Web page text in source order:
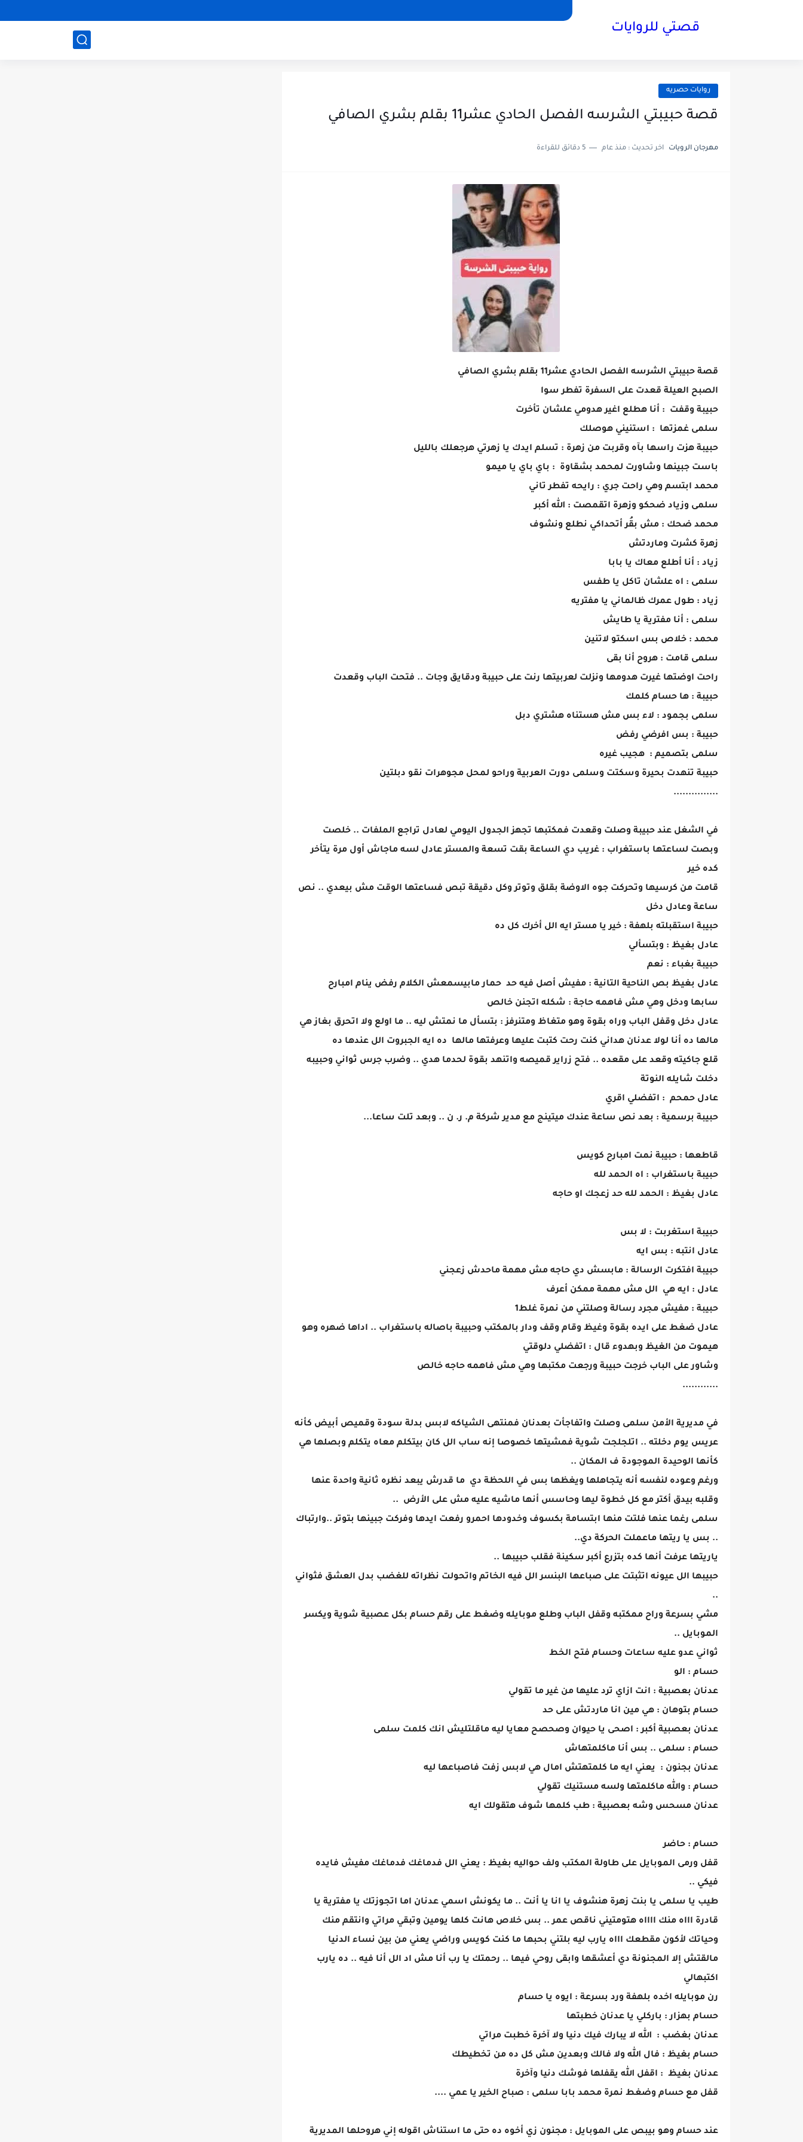
قصتي للروايات
روايات حصريه
قصة حبيبتي الشرسه الفصل الحادي عشر11 بقلم بشري الصافي
مهرجان الرويات اخر تحديث : منذ عام 5 دقائق للقراءة
قصة حبيبتي الشرسه الفصل الحادي عشر11 بقلم بشري الصافي
الصبح العيلة قعدت على السفرة تفطر سوا
حبيبة وقفت : أنا هطلع اغير هدومي علشان تأخرت
سلمى غمزتها : استنيني هوصلك
حبيبة هزت راسها بآه وقربت من زهرة : تسلم ايدك يا زهرتي هرجعلك بالليل
باست جبينها وشاورت لمحمد بشقاوة : باي باي يا ميمو
محمد ابتسم وهي راحت جري : رايحه تفطر تاني
سلمى وزياد ضحكو وزهرة اتقمصت : الله أكبر
محمد ضحك : مش بقُر أتحداكي نطلع ونشوف
زهرة كشرت وماردتش
زياد : أنا أطلع معاك يا بابا
سلمى : اه علشان تاكل يا طفس
زياد : طول عمرك ظالماني يا مفتريه
سلمى : أنا مفترية يا طايش
محمد : خلاص بس اسكتو لاتنين
سلمى قامت : هروح أنا بقى
راحت اوضتها غيرت هدومها ونزلت لعربيتها رنت على حبيبة ودقايق وجات .. فتحت الباب وقعدت
حبيبة : ها حسام كلمك
سلمى بجمود : لاء بس مش هستناه هشتري دبل
حبيبة : بس افرضي رفض
سلمى بتصميم : هجيب غيره
حبيبة تنهدت بحيرة وسكتت وسلمى دورت العربية وراحو لمحل مجوهرات نقو دبلتين
...............
في الشغل عند حبيبة وصلت وقعدت فمكتبها تجهز الجدول اليومي لعادل تراجع الملفات .. خلصت
وبصت لساعتها باستغراب : غريب دي الساعة بقت تسعة والمستر عادل لسه ماجاش أول مرة يتأخر
كده خير
قامت من كرسيها وتحركت جوه الاوضة بقلق وتوتر وكل دقيقة تبص فساعتها الوقت مش بيعدي .. نص
ساعة وعادل دخل
حبيبة استقبلته بلهفة : خير يا مستر ايه الل أخرك كل ده
عادل بغيظ : وبتسألي
حبيبة بغباء : نعم
عادل بغيظ بص الناحية التانية : مفيش أصل فيه حد حمار مابيسمعش الكلام رفض ينام امبارح
سابها ودخل وهي مش فاهمه حاجة : شكله اتجنن خالص
عادل دخل وقفل الباب وراه بقوة وهو متغاظ ومتنرفز : بتسأل ما نمتش ليه .. ما اولع ولا اتحرق بغاز هي
مالها ده أنا لولا عدنان هداني كنت رحت كتبت عليها وعرفتها مالها ده ايه الجبروت الل عندها ده
قلع جاكيته وقعد على مقعده .. فتح زراير قميصه واتنهد بقوة لحدما هدي .. وضرب جرس ثواني وحبيبه
دخلت شايله النوتة
عادل حمحم : اتفضلي اقري
حبيبة برسمية : بعد نص ساعة عندك ميتينج مع مدير شركة م. ر. ن .. وبعد تلت ساعا...
قاطعها : حبيبة نمت امبارح كويس
حبيبة باستغراب : اه الحمد لله
عادل بغيظ : الحمد لله حد زعجك او حاجه
حبيبة استغربت : لا بس
عادل انتبه : بس ايه
حبيبة افتكرت الرسالة : مابسش دي حاجه مش مهمة ماحدش زعجني
عادل : ايه هي الل مش مهمة ممكن أعرف
حبيبة : مفيش مجرد رسالة وصلتني من نمرة غلط1
عادل ضغط على ايده بقوة وغيظ وقام وقف ودار بالمكتب وحبيبة باصاله باستغراب .. اداها ضهره وهو
هيموت من الغيظ وبهدوء قال : اتفضلي دلوقتي
وشاور على الباب خرجت حبيبة ورجعت مكتبها وهي مش فاهمه حاجه خالص
............
في مديرية الأمن سلمى وصلت واتفاجأت بعدنان فمنتهى الشياكه لابس بدلة سودة وقميص أبيض كأنه
عريس يوم دخلته .. اتلجلجت شوية فمشيتها خصوصا إنه ساب الل كان بيتكلم معاه يتكلم وبصلها هي
كأنها الوحيدة الموجودة ف المكان ..
ورغم وعوده لنفسه أنه يتجاهلها ويغظها بس في اللحظة دي ما قدرش يبعد نظره ثانية واحدة عنها
وقلبه بيدق أكتر مع كل خطوة ليها وحاسس أنها ماشيه عليه مش على الأرض ..
سلمى رغما عنها فلتت منها ابتسامة بكسوف وخدودها احمرو رفعت ايدها وفركت جبينها بتوتر ..وارتباك
.. بس يا ريتها ماعملت الحركة دي..
ياريتها عرفت أنها كده بتزرع أكبر سكينة فقلب حبيبها ..
حبيبها الل عيونه اتثبتت على صباعها البنسر الل فيه الخاتم واتحولت نظراته للغضب بدل العشق فثواني
..
مشي بسرعة وراح ممكتبه وقفل الباب وطلع موبايله وضغط على رقم حسام بكل عصبية شوية ويكسر
الموبايل ..
ثواني عدو عليه ساعات وحسام فتح الخط
حسام : الو
عدنان بعصبية : انت ازاي ترد عليها من غير ما تقولي
حسام بتوهان : هي مين انا ماردتش على حد
عدنان بعصبية أكبر : اصحى يا حيوان وصحصح معايا ليه ماقلتليش انك كلمت سلمى
حسام : سلمى .. بس أنا ماكلمتهاش
عدنان بجنون : يعني ايه ما كلمتهتش امال هي لابس زفت فاصباعها ليه
حسام : والله ماكلمتها ولسه مستنيك تقولي
عدنان مسحس وشه بعصبية : طب كلمها شوف هتقولك ايه
حسام : حاضر
قفل ورمى الموبايل على طاولة المكتب ولف حواليه بغيظ : يعني الل فدماغك فدماغك مفيش فايده
فيكي ..
طيب يا سلمى يا بنت زهرة هنشوف يا انا يا أنت .. ما يكونش اسمي عدنان اما اتجوزتك يا مفترية يا
قادرة اااه منك ااااه هتومتيني ناقص عمر .. بس خلاص هانت كلها يومين وتبقي مراتي وانتقم منك
وحياتك لأكون مقطعك اااه يارب ليه بلتني بحبها ما كنت كويس وراضي يعني من بين نساء الدنيا
مالقتش إلا المجنونة دي أعشقها وابقى روحي فيها .. رحمتك يا رب أنا مش اد الل أنا فيه .. ده يارب
اكتبهالي
رن موبايله اخده بلهفة ورد بسرعة : ايوه يا حسام
حسام بهزار : باركلي يا عدنان خطبتها
عدنان بغضب : الله لا يبارك فيك دنيا ولا آخرة خطبت مراتي
حسام بغيظ : فال الله ولا فالك وبعدين مش كل ده من تخطيطك
عدنان بغيظ : اقفل الله يقفلها فوشك دنيا وآخرة
قفل مع حسام وضغط نمرة محمد بابا سلمى : صباح الخير يا عمي ....
عند حسام وهو بيبص على الموبايل : مجنون زي أخوه ده حتى ما استناش اقوله إني هروحلها المديرية